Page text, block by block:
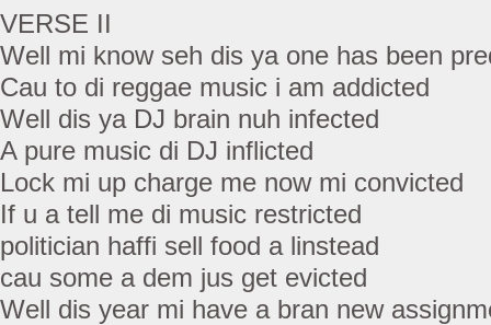
VERSE II
Well mi know seh dis ya one has been
Cau to di reggae music i am addicted
Well dis ya DJ brain nuh infected
A pure music di DJ inflicted
Lock mi up charge me now mi convicted
If u a tell me di music restricted
politician haffi sell food a linstead
cau some a dem jus get evicted
Well dis year mi have a bran new